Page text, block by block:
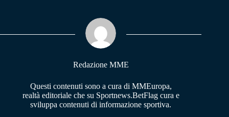
pp m
Redazione MME
Questi contenuti sono a cura di MMEuropa,
realtà editoriale che su Sportnews.BetFlag cura e
sviluppa contenuti di informazione sportiva.